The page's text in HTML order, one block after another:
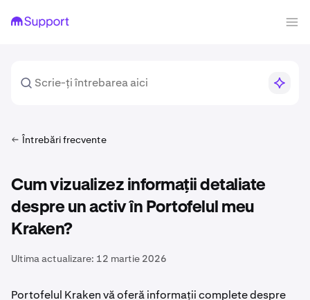
Întrebări frecvente
Cum vizualizez informații detaliate
despre un activ în Portofelul meu
Kraken?
Ultima actualizare: 12 martie 2026
Portofelul Kraken vă oferă informații complete despre